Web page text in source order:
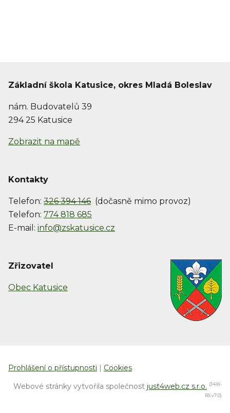
Základní škola Katusice, okres Mladá Boleslav
nám. Budovatelů 39
294 25 Katusice
Zobrazit na mapě
Kontakty
Telefon: 326 394 146 (dočasně mimo provoz)
Telefon: 774 818 685
E-mail: info@zskatusice.cz
Zřizovatel
Obec Katusice
Prohlášení o přístupnosti | Cookies
Webové stránky vytvořila společnost just4web.cz s.r.o. (J4W-
RS v7.0)